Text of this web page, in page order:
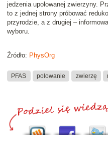
jedzenia upolowanej zwierzyny.
to z jednej strony próbować
przyrodzie, a z drugiej –
wyboru.
Źródło: PhysOrg
PFAS polowanie zwierzę